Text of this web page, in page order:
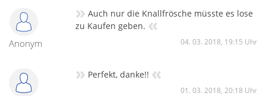
Anonym
» Auch nur die Knallfrösche müsste es lose
zu Kaufen geben. «
04. 03. 2018, 19:15 Uhr
» Perfekt, danke!! «
01. 03. 2018, 20:18 Uhr